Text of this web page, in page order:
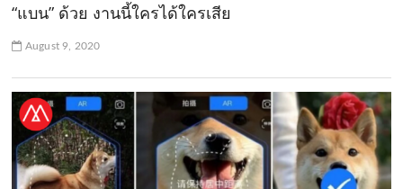
“แบน” ด้วย งานนี้ใครได้ใครเสีย
August 9, 2020